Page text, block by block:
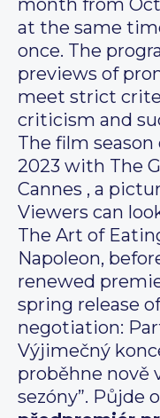
month from
at the same
once. The
previews of
meet strict
criticism and
The film season
2023 with The
Cannes , a
Viewers can
The Art of
Napoleon,
renewed
spring release
negotiation:
Výjimečný
proběhne nově
sezóny”. Půjde